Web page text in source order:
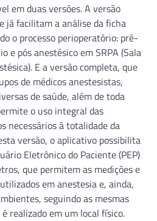
em duas versões. A versão
já facilitam a análise da ficha
o processo perioperatório: pré-
e pós anestésico em SRPA (Sala
E a versão completa, que
de médicos anestesistas,
de saúde, além de toda
o uso integral das
necessários à totalidade da
versão, o aplicativo possibilita
Eletrônico do Paciente (PEP)
que permitem as medições e
em anestesia e, ainda,
seguindo as mesmas
realizado em um local físico.